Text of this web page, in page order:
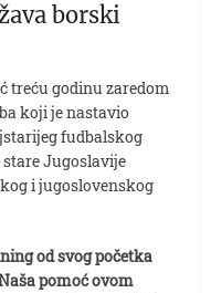
borski
treću godinu zaredom
koji je nastavio
fudbalskog
Jugoslavije
i jugoslovenskog
od svog početka
pomoć ovom